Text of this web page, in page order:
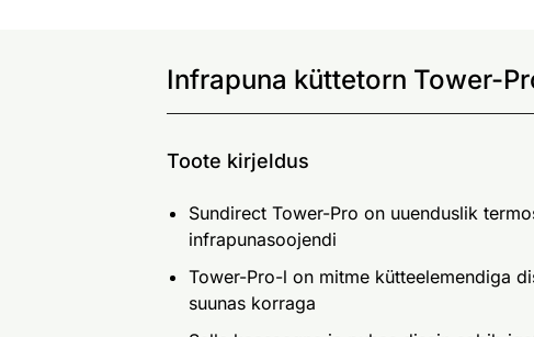
Infrapuna küttetorn Tower-
Toote kirjeldus
Sundirect Tower-Pro on uuenduslik
infrapunasoojendi
Tower-Pro-l on mitme kütteelemendiga
suunas korraga